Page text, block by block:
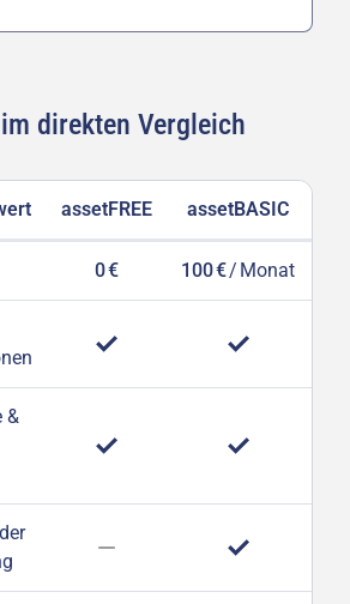
direkten Vergleich
assetFREE assetBASIC
0 € 100 €/ Monat
&